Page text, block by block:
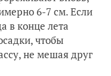
6-7 см. Если
в конце лета
чтобы
не мешая друг